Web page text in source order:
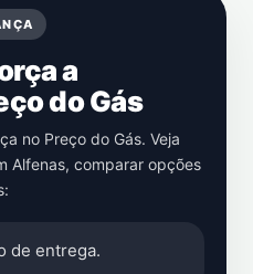
a
do Gás
no Preço do Gás. Veja
Alfenas, comparar opções
de entrega.